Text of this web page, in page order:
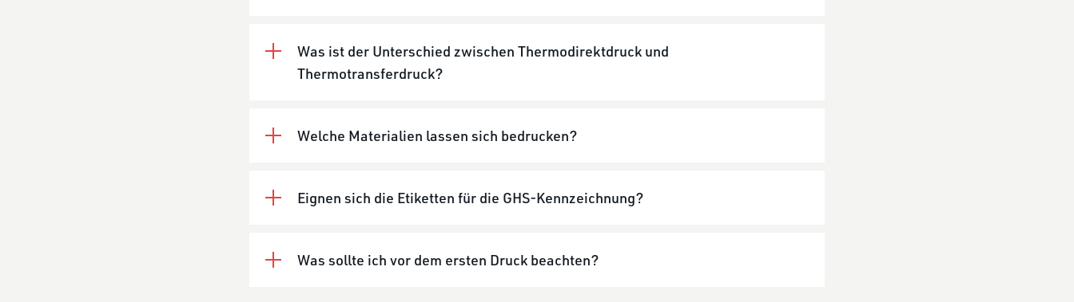
Was ist der Unterschied zwischen Thermodirektdruck und
Thermotransferdruck?
Welche Materialien lassen sich bedrucken?
Eignen sich die Etiketten für die GHS-Kennzeichnung?
Was sollte ich vor dem ersten Druck beachten?